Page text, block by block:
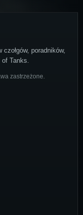
poradników,
of Tanks.
zastrzeżone.